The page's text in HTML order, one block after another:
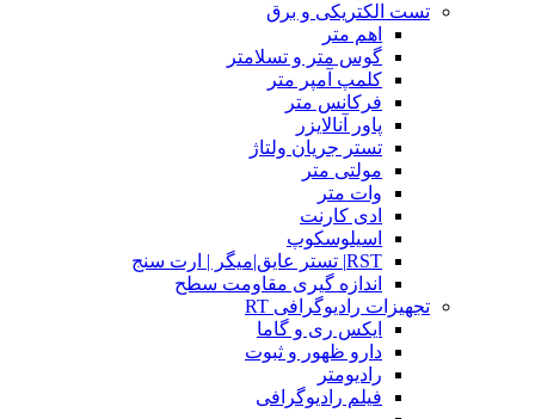
تست الکتریکی و برق
اهم متر
گوس متر و تسلامتر
کلمپ آمپر متر
فرکانس متر
پاور آنالایزر
تستر جریان ولتاژ
مولتی متر
وات متر
ادی کارنت
اسیلوسکوپ
RST| تستر عایق|میگر | ارت سنج
اندازه گیری مقاومت سطح
تجهیزات رادیوگرافی RT
ایکس ری و گاما
دارو ظهور و ثبوت
رادیومتر
فیلم رادیوگرافی